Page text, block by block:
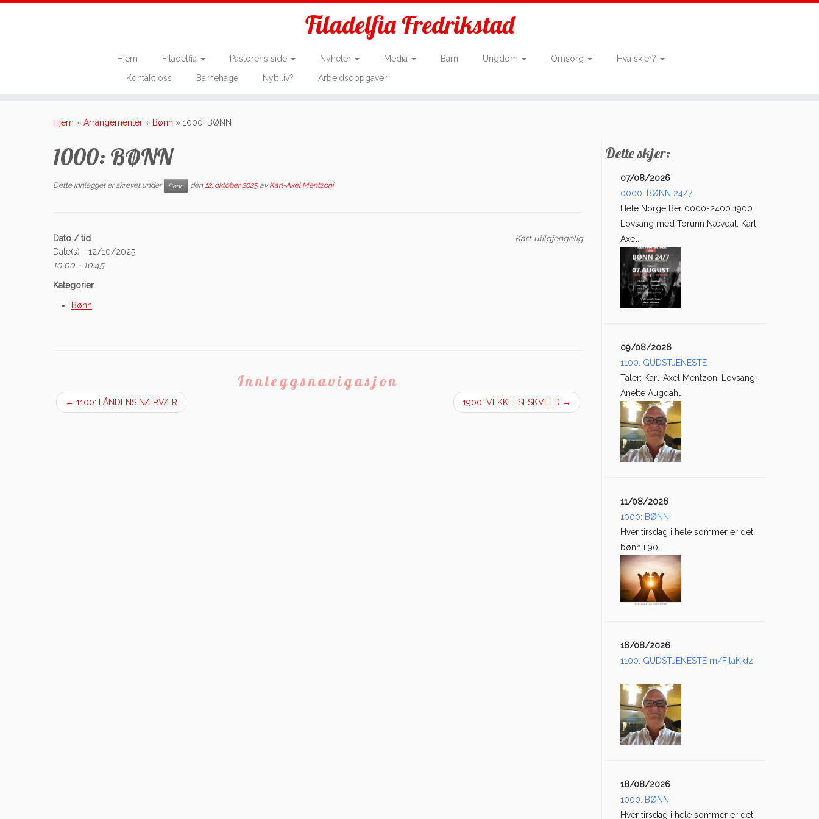
Filadelfia Fredrikstad
Hjem Filadelfia Pastorens side Nyheter Media Barn Ungdom Omsorg
Hva skjer?
Kontakt oss
Barnehage Nytt liv? Arbeidsoppgaver
Hjem » Arrangementer » Bønn » 1000: BØNN
1000: BØNN
Dette innlegget er skrevet under Bønn den 12. oktober 2025 avKarl-Axel Mentzoni
Kart utilgjengelig
Dato / tid
Date(s) - 12/10/2025
10:00 - 10:45
Kategorier
Bønn
Innleggsnavigasjon
← 1100: I ÅNDENS NÆRVÆR 1900: VEKKELSESKVELD →
Dette skjer:
07/08/2026
0000: BØNN 24/7
Hele Norge Ber 0000-2400 1900:
Lovsang med Torunn Nævdal. Karl-
Axel...
09/08/2026
1100: GUDSTJENESTE
Taler: Karl-Axel Mentzoni Lovsang:
Anette Augdahl
11/08/2026
1000: BØNN
Hver tirsdag i hele sommer er det
bønn i 90...
16/08/2026
1100: GUDSTJENESTE m/FilaKidz
18/08/2026
1000: BØNN
Hver tirsdag i hele sommer er det